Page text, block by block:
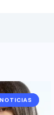
DRAMAS
NOTICIAS